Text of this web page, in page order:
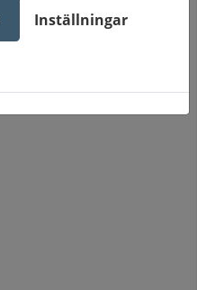
Inställningar